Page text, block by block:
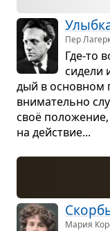
Пер
Где-то
сидели
дый в основ­ном
вни­ма­тельно
своё
на действие...
Мария